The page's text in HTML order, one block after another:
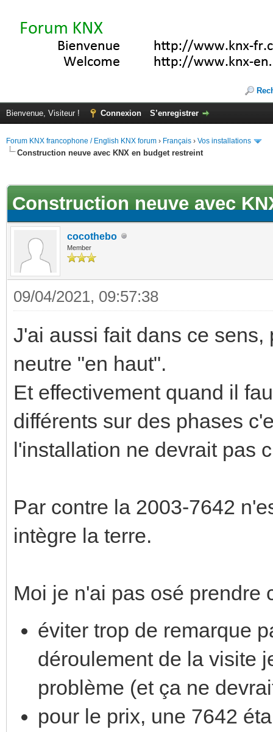
Bienvenue, Visiteur ! Connexion S’enregistrer
Forum KNX francophone / English KNX forum › Français › Vos installations
Construction neuve avec KNX en budget restreint
Construction neuve avec
cocothebo
Member
09/04/2021, 09:57:38
J'ai aussi fait dans ce
neutre "en haut".
Et effectivement quand il
différents sur des phases
l'installation ne devrait pas
Par contre la 2003-7642
intègre la terre.
Moi je n'ai pas osé prendre
éviter trop de remarque
déroulement de la visite
problème (et ça ne
pour le prix, une 7642